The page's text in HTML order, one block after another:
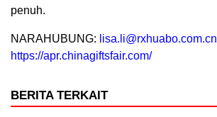
penuh.
NARAHUBUNG: lisa.li@rxhuabo.com.cn
https://apr.chinagiftsfair.com/
BERITA TERKAIT